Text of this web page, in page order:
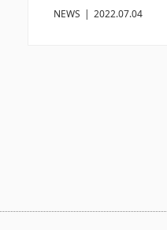
NEWS | 2022.07.04